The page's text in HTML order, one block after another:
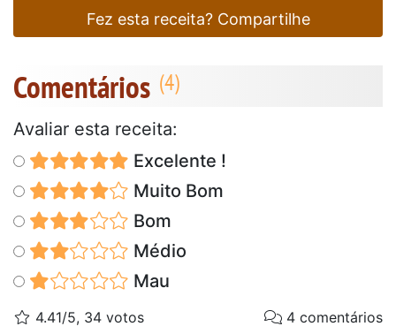
Fez esta receita? Compartilhe
Comentários
Avaliar esta receita:
Excelente !
Muito Bom
Bom
Médio
Mau
4.41/5, 34 votos 4 comentários